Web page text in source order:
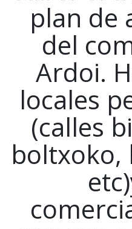
plan de
del
Ardoi.
locales
(calles
boltxoko,